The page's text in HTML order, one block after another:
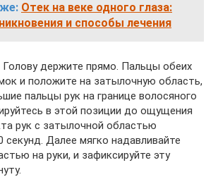
Отек на веке одного глаза:
и способы лечения
Голову держите прямо. Пальцы обеих
и положите на затылочную область,
пальцы рук на границе волосяного
в этой позиции до ощущения
рук с затылочной областью
секунд. Далее мягко надавливайте
на руки, и зафиксируйте эту